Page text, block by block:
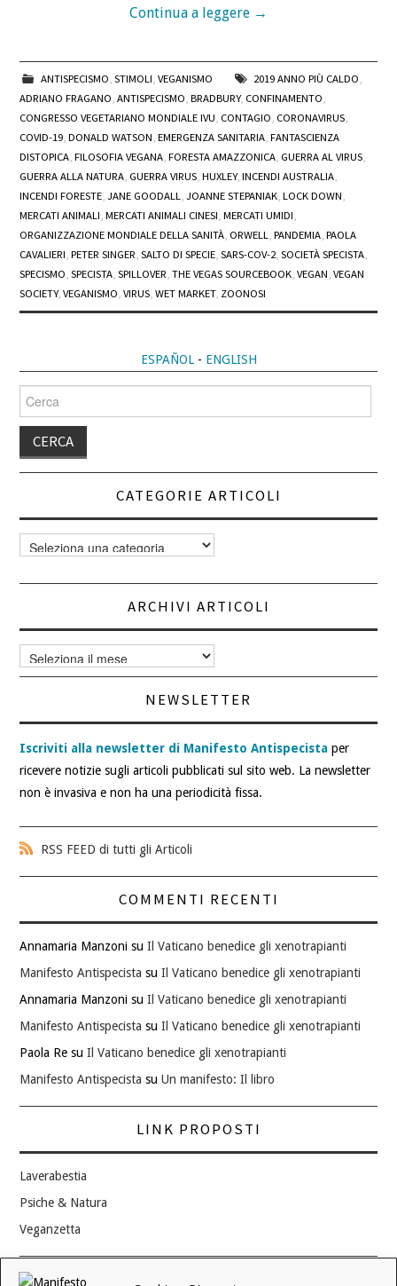
Continua a leggere →
ANTISPECISMO, STIMOLI, VEGANISMO 2019 ANNO PIÙ CALDO,
ADRIANO FRAGANO,ANTISPECISMO,BRADBURY, CONFINAMENTO,
CONGRESSO VEGETARIANO MONDIALE IVU, CONTAGIO, CORONAVIRUS,
COVID-19,DONALD WATSON,EMERGENZA SANITARIA,FANTASCIENZA
DISTOPICA,FILOSOFIA VEGANA,FORESTA AMAZZONICA, GUERRA AL VIRUS,
GUERRA ALLA NATURA, GUERRA VIRUS,HUXLEY,INCENDI AUSTRALIA,
INCENDI FORESTE,JANE GOODALL,JOANNE STEPANIAK,LOCK DOWN,
MERCATI ANIMALI,MERCATI ANIMALI CINESI,MERCATI UMIDI,
ORGANIZZAZIONE MONDIALE DELLA SANITÀ, ORWELL,PANDEMIA,PAOLA
CAVALIERI,PETER SINGER,SALTO DI SPECIE,SARS-COV-2,SOCIETÀ SPECISTA,
SPECISMO,SPECISTA,SPILLOVER,THE VEGAS SOURCEBOOK,VEGAN,VEGAN
SOCIETY,VEGANISMO,VIRUS,WET MARKET, ZOONOSI
ESPAÑOL- ENGLISH
Cerca
per:
CATEGORIE ARTICOLI
Categorie
articoli
ARCHIVI ARTICOLI
Archivi
articoli
NEWSLETTER
Iscriviti alla newsletter di Manifesto Antispecista per
ricevere notizie sugli articoli pubblicati sul sito web. La newsletter
non è invasiva e non ha una periodicità fissa.
RSS FEED di tutti gli Articoli
COMMENTI RECENTI
Annamaria Manzoni suIl Vaticano benedice gli xenotrapianti
Manifesto Antispecista suIl Vaticano benedice gli xenotrapianti
Annamaria Manzoni suIl Vaticano benedice gli xenotrapianti
Manifesto Antispecista suIl Vaticano benedice gli xenotrapianti
Paola Re suIl Vaticano benedice gli xenotrapianti
Manifesto Antispecista suUn manifesto: Il libro
LINK PROPOSTI
Laverabestia
Psiche & Natura
Veganzetta
Modifica consenso ai cookie